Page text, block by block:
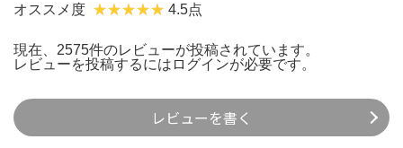
オススメ度 4.5点
現在、2575件のレビューが投稿されています。
レビューを投稿するには ログインが必要です。
レビューを書く